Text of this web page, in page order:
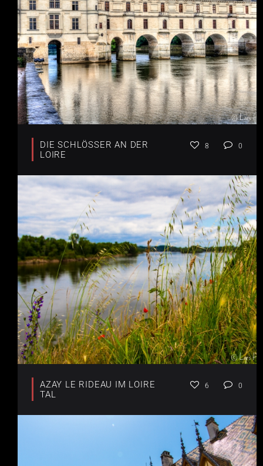
DIE SCHLÖSSER AN DER
LOIRE
8 0
AZAY LE RIDEAU IM LOIRE
TAL
6 0